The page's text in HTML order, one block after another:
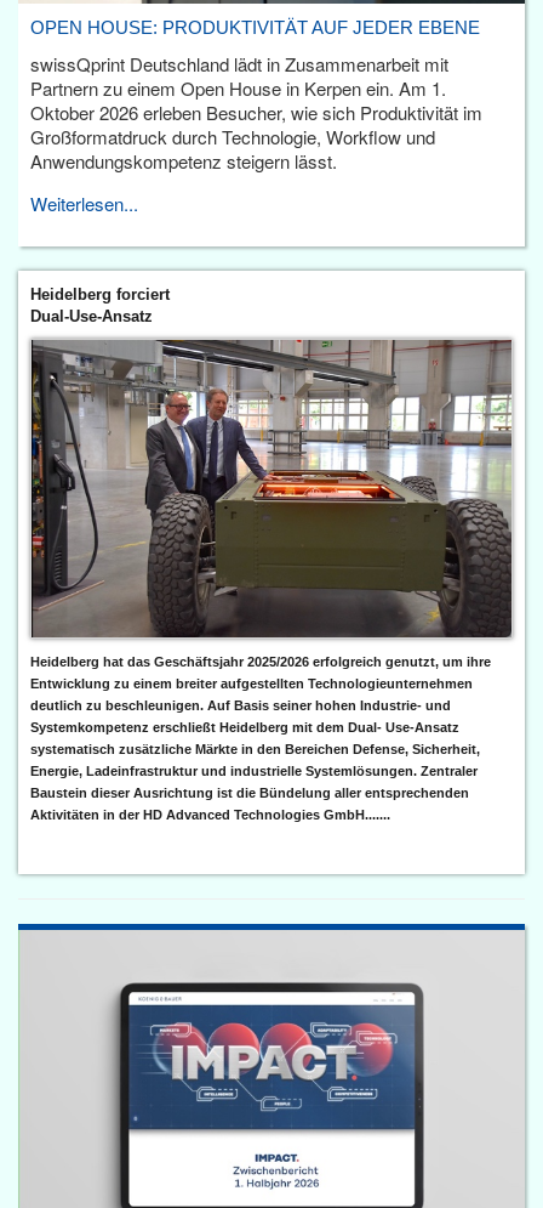
OPEN HOUSE: PRODUKTIVITÄT AUF JEDER EBENE
swissQprint Deutschland lädt in Zusammenarbeit mit
Partnern zu einem Open House in Kerpen ein. Am 1.
Oktober 2026 erleben Besucher, wie sich Produktivität im
Großformatdruck durch Technologie, Workflow und
Anwendungskompetenz steigern lässt.
Weiterlesen...
Heidelberg forciert
Dual-Use-Ansatz
Heidelberg hat das Geschäftsjahr 2025/2026 erfolgreich genutzt, um ihre
Entwicklung zu einem breiter aufgestellten Technologieunternehmen
deutlich zu beschleunigen. Auf Basis seiner hohen Industrie- und
Systemkompetenz erschließt Heidelberg mit dem Dual- Use-Ansatz
systematisch zusätzliche Märkte in den Bereichen Defense, Sicherheit,
Energie, Ladeinfrastruktur und industrielle Systemlösungen. Zentraler
Baustein dieser Ausrichtung ist die Bündelung aller entsprechenden
Aktivitäten in der HD Advanced Technologies GmbH.......